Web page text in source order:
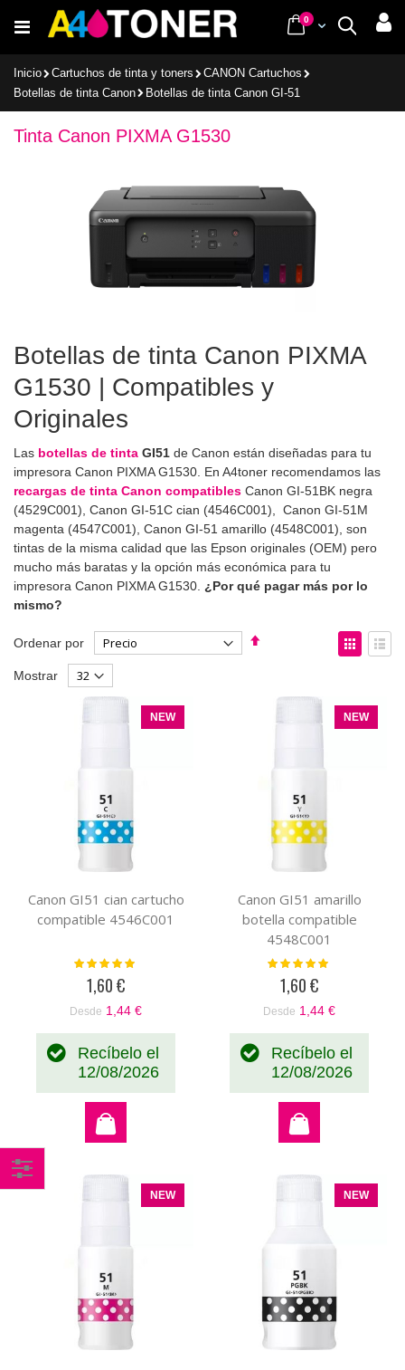
al
Buscar
Cart
0items
Inicio Cartuchos de tinta y toners
CANON Cartuchos
Botellas de tinta Canon
Botellas de tinta Canon GI-51
Tinta Canon PIXMA G1530
Botellas de tinta Canon PIXMA
G1530 | Compatibles y
Originales
Las botellas de tinta GI51 de Canon están diseñadas para tu
impresora Canon PIXMA G1530. En A4toner recomendamos las
recargas de tinta Canon compatibles Canon GI-51BK negra
(4529C001), Canon GI-51C cian (4546C001), Canon GI-51M
magenta (4547C001), Canon GI-51 amarillo (4548C001), son
tintas de la misma calidad que las Epson originales (OEM) pero
mucho más baratas y la opción más económica para tu
impresora Canon PIXMA G1530. ¿Por qué pagar más por lo
mismo?
Ordenar por
Fijar
Ver
como
Mostrar
NEW
Canon GI51 cian cartucho
compatible 4546C001
Valoración:
1,60 €
Desde 1,44 €
Recíbelo el
12/08/2026
NEW
Canon GI51 amarillo
botella compatible
4548C001
Valoración:
1,60 €
Desde 1,44 €
Recíbelo el
12/08/2026
NEW NEW
Comprar